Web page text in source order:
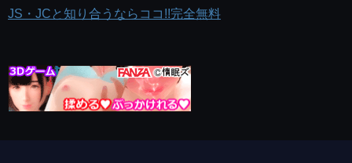
JS・JCと知り合うならココ!!完全無料